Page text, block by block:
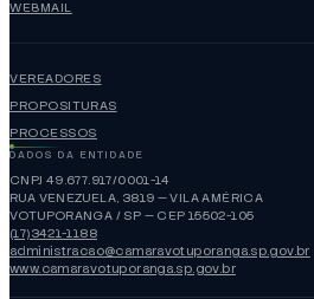
WEBMAIL
VEREADORES
PROPOSITURAS
PROCESSOS
DADOS DA ENTIDADE
CNPJ 49.677.917/0001-14
RUA VENEZUELA, 3819 — VILA AMÉRICA
VOTUPORANGA / SP — CEP 15502-105
(17)3421-1188
administracao@camaravotuporanga.sp.gov.br
www.camaravotuporanga.sp.gov.br